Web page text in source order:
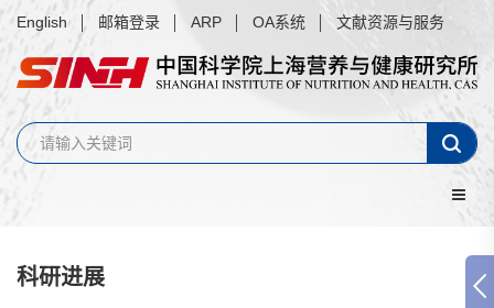
English 邮箱登录 ARP OA系统 文献资源与服务
科研进展